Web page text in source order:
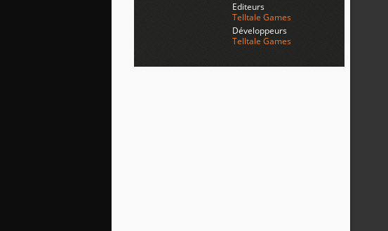
Editeurs
Telltale Games
Développeurs
Telltale Games